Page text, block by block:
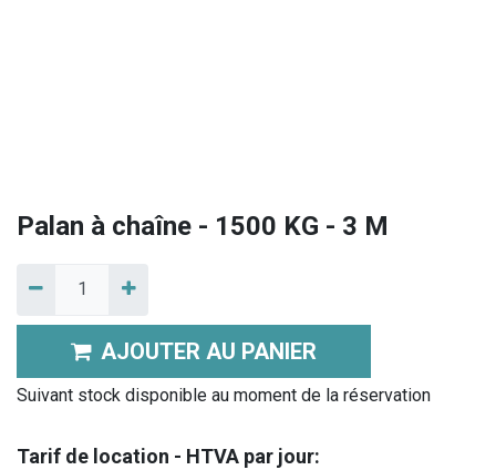
Palan à chaîne - 1500 KG - 3 M
AJOUTER AU PANIER
Suivant stock disponible au moment de la réservation
Tarif de location - HTVA par jour: